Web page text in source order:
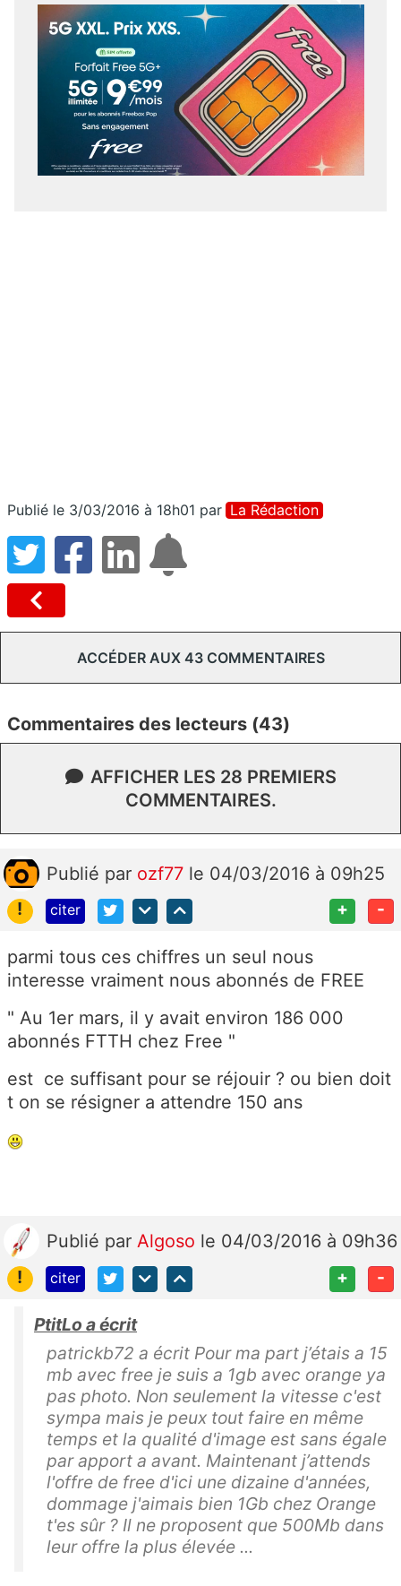
Publié le 3/03/2016 à 18h01 par La Rédaction
ACCÉDER AUX 43 COMMENTAIRES
Commentaires des lecteurs (43)
AFFICHER LES 28 PREMIERS
COMMENTAIRES.
Publié par ozf77 le 04/03/2016 à 09h25
!
citer + -
parmi tous ces chiffres un seul nous
interesse vraiment nous abonnés de FREE
" Au 1er mars, il y avait environ 186 000
abonnés FTTH chez Free "
est ce suffisant pour se réjouir ? ou bien doit
t on se résigner a attendre 150 ans
Publié par Algoso le 04/03/2016 à 09h36
!
citer + -
PtitLo a écrit
patrickb72 a écrit Pour ma part j’étais a 15
mb avec free je suis a 1gb avec orange ya
pas photo. Non seulement la vitesse c'est
sympa mais je peux tout faire en même
temps et la qualité d'image est sans égale
par apport a avant. Maintenant j’attends
l'offre de free d'ici une dizaine d'années,
dommage j'aimais bien 1Gb chez Orange
t'es sûr ? Il ne proposent que 500Mb dans
leur offre la plus élevée ...